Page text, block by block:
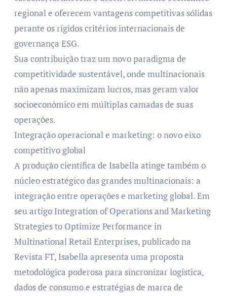
regional e oferecem vantagens competitivas sólidas
perante os rígidos critérios internacionais de
governança ESG.
Sua contribuição traz um novo paradigma de
competitividade sustentável, onde multinacionais
não apenas maximizam lucros, mas geram valor
socioeconômico em múltiplas camadas de suas
operações.
Integração operacional e marketing: o novo eixo
competitivo global
A produção científica de Isabella atinge também o
núcleo estratégico das grandes multinacionais: a
integração entre operações e marketing global. Em
seu artigo Integration of Operations and Marketing
Strategies to Optimize Performance in
Multinational Retail Enterprises, publicado na
Revista FT, Isabella apresenta uma proposta
metodológica poderosa para sincronizar logística,
dados de consumo e estratégias de marca de